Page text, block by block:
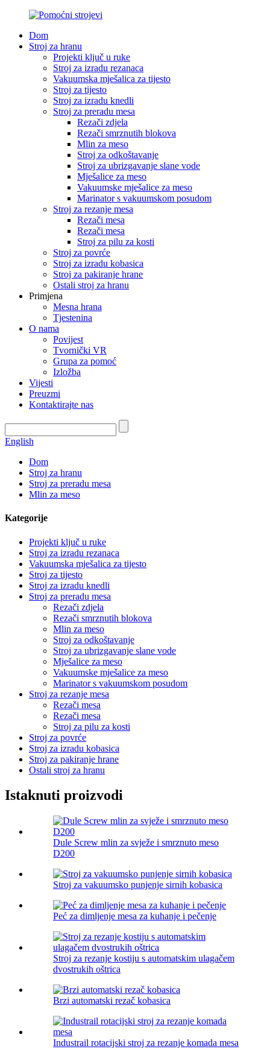
Dom
Stroj za hranu
Projekti ključ u ruke
Stroj za izradu rezanaca
Vakuumska mješalica za tijesto
Stroj za tijesto
Stroj za izradu knedli
Stroj za preradu mesa
Rezači zdjela
Rezači smrznutih blokova
Mlin za meso
Stroj za odkoštavanje
Stroj za ubrizgavanje slane vode
Mješalice za meso
Vakuumske mješalice za meso
Marinator s vakuumskom posudom
Stroj za rezanje mesa
Rezači mesa
Rezači mesa
Stroj za pilu za kosti
Stroj za povrće
Stroj za izradu kobasica
Stroj za pakiranje hrane
Ostali stroj za hranu
Primjena
Mesna hrana
Tjestenina
O nama
Povijest
Tvornički VR
Grupa za pomoć
Izložba
Vijesti
Preuzmi
Kontaktirajte nas
English
Dom
Stroj za hranu
Stroj za preradu mesa
Mlin za meso
Kategorije
Projekti ključ u ruke
Stroj za izradu rezanaca
Vakuumska mješalica za tijesto
Stroj za tijesto
Stroj za izradu knedli
Stroj za preradu mesa
Rezači zdjela
Rezači smrznutih blokova
Mlin za meso
Stroj za odkoštavanje
Stroj za ubrizgavanje slane vode
Mješalice za meso
Vakuumske mješalice za meso
Marinator s vakuumskom posudom
Stroj za rezanje mesa
Rezači mesa
Rezači mesa
Stroj za pilu za kosti
Stroj za povrće
Stroj za izradu kobasica
Stroj za pakiranje hrane
Ostali stroj za hranu
Istaknuti proizvodi
Dule Screw mlin za svježe i smrznuto meso
D200
Stroj za vakuumsko punjenje sirnih kobasica
Peć za dimljenje mesa za kuhanje i pečenje
Stroj za rezanje kostiju s automatskim ulagačem
dvostrukih oštrica
Brzi automatski rezač kobasica
Industrail rotacijski stroj za rezanje komada mesa